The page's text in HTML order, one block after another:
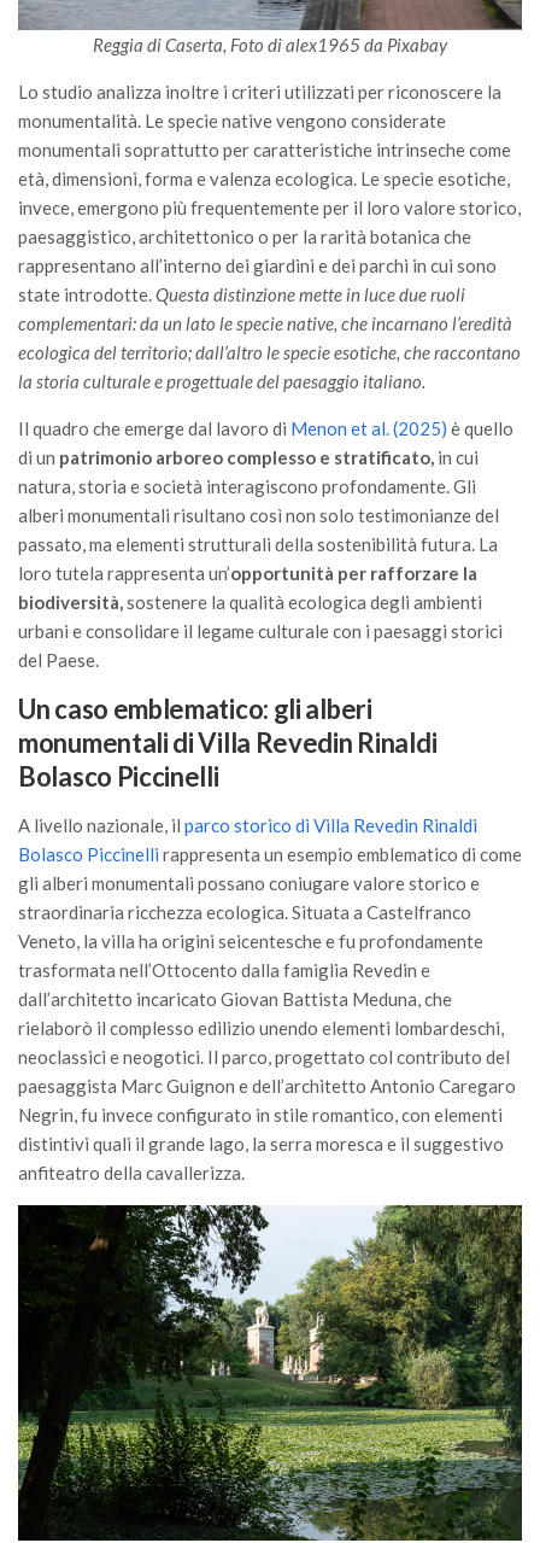
Reggia di Caserta, Foto di alex1965 da Pixabay
Lo studio analizza inoltre i criteri utilizzati per riconoscere la
monumentalità. Le specie native vengono considerate
monumentali soprattutto per caratteristiche intrinseche come
età, dimensioni, forma e valenza ecologica. Le specie esotiche,
invece, emergono più frequentemente per il loro valore storico,
paesaggistico, architettonico o per la rarità botanica che
rappresentano all’interno dei giardini e dei parchi in cui sono
state introdotte.Questa distinzione mette in luce due ruoli
complementari: da un lato le specie native, che incarnano l’eredità
ecologica del territorio; dall’altro le specie esotiche, che raccontano
la storia culturale e progettuale del paesaggio italiano.
Il quadro che emerge dal lavoro di Menon et al. (2025) è quello
di un patrimonio arboreo complesso e stratificato, in cui
natura, storia e società interagiscono profondamente. Gli
alberi monumentali risultano così non solo testimonianze del
passato, ma elementi strutturali della sostenibilità futura. La
loro tutela rappresenta un’opportunità per rafforzare la
biodiversità,sostenere la qualità ecologica degli ambienti
urbani e consolidare il legame culturale con i paesaggi storici
del Paese.
Un caso emblematico: gli alberi
monumentali di Villa Revedin Rinaldi
Bolasco Piccinelli
A livello nazionale, il parco storico di Villa Revedin Rinaldi
Bolasco Piccinelli rappresenta un esempio emblematico di come
gli alberi monumentali possano coniugare valore storico e
straordinaria ricchezza ecologica. Situata a Castelfranco
Veneto, la villa ha origini seicentesche e fu profondamente
trasformata nell’Ottocento dalla famiglia Revedin e
dall’architetto incaricato Giovan Battista Meduna, che
rielaborò il complesso edilizio unendo elementi lombardeschi,
neoclassici e neogotici. Il parco, progettato col contributo del
paesaggista Marc Guignon e dell’architetto Antonio Caregaro
Negrin, fu invece configurato in stile romantico, con elementi
distintivi quali il grande lago, la serra moresca e il suggestivo
anfiteatro della cavallerizza.